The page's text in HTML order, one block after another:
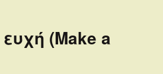
(Make a